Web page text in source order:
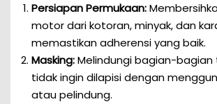
Persiapan Permukaan:
motor dari kotoran, minyak, dan
memastikan adherensi yang baik.
Masking:Melindungi bagian-
tidak ingin dilapisi dengan
atau pelindung.